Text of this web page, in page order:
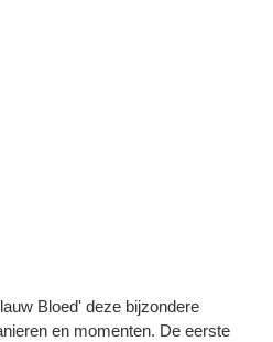
Bloed' deze bijzondere
en momenten. De eerste